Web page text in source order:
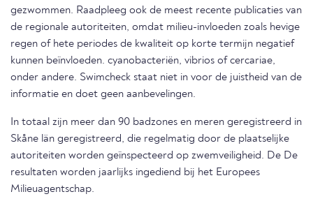
gezwommen. Raadpleeg ook de meest recente publicaties van
de regionale autoriteiten, omdat milieu-invloeden zoals hevige
regen of hete periodes de kwaliteit op korte termijn negatief
kunnen beïnvloeden. cyanobacteriën, vibrios of cercariae,
onder andere. Swimcheck staat niet in voor de juistheid van de
informatie en doet geen aanbevelingen.
In totaal zijn meer dan 90 badzones en meren geregistreerd in
Skåne län geregistreerd, die regelmatig door de plaatselijke
autoriteiten worden geïnspecteerd op zwemveiligheid. De De
resultaten worden jaarlijks ingediend bij het Europees
Milieuagentschap.